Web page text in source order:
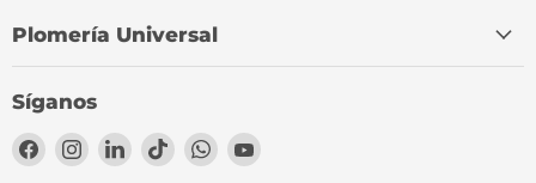
Plomería Universal
Síganos
Encuéntrenos
en
Encuéntrenos
en
Encuéntrenos
en
Encuéntrenos
en
Encuéntrenos
en
Encuéntrenos